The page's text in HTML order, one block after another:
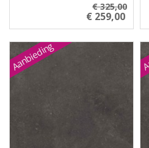
€ 325,00
€ 259,00
Aanbieding